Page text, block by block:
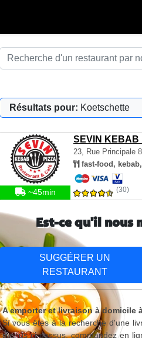
Résultats pour: Koetschette
SEVIN KEBAB
23, Rue Principale
fast-food,
~45min (30)
Est-ce qu'il nous
SUGGÉRER UN
RESTAURANT
A emporter et livraison à domicile
Si vous êtes à la recherche d'une
menus ci-dessus, commandez en